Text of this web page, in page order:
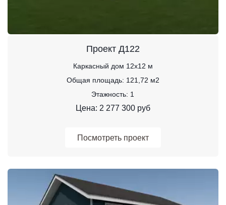
Проект Д122
Каркасный дом 12х12 м
Общая площадь: 121,72 м2
Этажность: 1
Цена: 2 277 300 руб
Посмотреть проект